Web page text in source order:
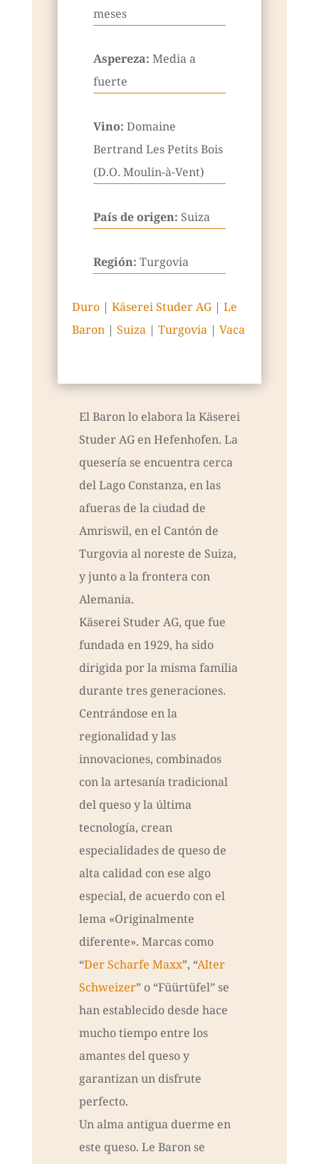
meses
Aspereza: Media a
fuerte
Vino: Domaine
Bertrand Les Petits Bois
(D.O. Moulin-à-Vent)
País de origen: Suiza
Región: Turgovia
Duro| Käserei Studer AG| Le
Baron| Suiza| Turgovia| Vaca
El Baron lo elabora la Käserei
Studer AG en Hefenhofen. La
quesería se encuentra cerca
del Lago Constanza, en las
afueras de la ciudad de
Amriswil, en el Cantón de
Turgovia al noreste de Suiza,
y junto a la frontera con
Alemania.
Käserei Studer AG, que fue
fundada en 1929, ha sido
dirigida por la misma familia
durante tres generaciones.
Centrándose en la
regionalidad y las
innovaciones, combinados
con la artesanía tradicional
del queso y la última
tecnología, crean
especialidades de queso de
alta calidad con ese algo
especial, de acuerdo con el
lema «Originalmente
diferente». Marcas como
“Der Scharfe Maxx”, “Alter
Schweizer” o “Füürtüfel” se
han establecido desde hace
mucho tiempo entre los
amantes del queso y
garantizan un disfrute
perfecto.
Un alma antigua duerme en
este queso. Le Baron se